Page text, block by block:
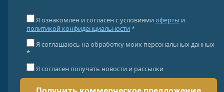
Я ознакомлен и согласен с условиями оферты и
политикой конфиденциальности *
Я соглашаюсь на обработку моих персональных данных
*
Я согласен получать новости и рассылки